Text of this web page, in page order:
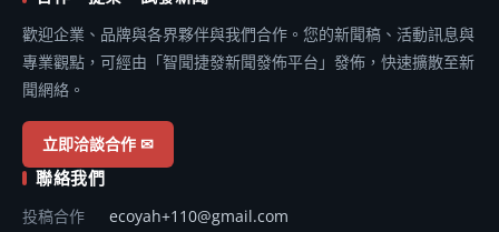
歡迎企業、品牌與各界夥伴與我們合作。您的新聞稿、活動訊息與
專業觀點，可經由「智聞捷發新聞發佈平台」發佈，快速擴散至新
聞網絡。
立即洽談合作 ✉
聯絡我們
投稿合作 ecoyah+110@gmail.com